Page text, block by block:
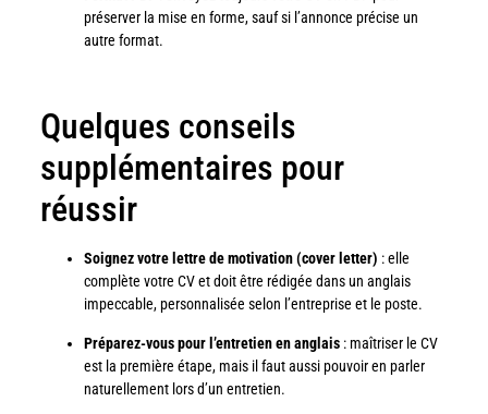
préserver la mise en forme, sauf si l’annonce précise un
autre format.
Quelques conseils
supplémentaires pour
réussir
Soignez votre lettre de motivation (cover letter) : elle
complète votre CV et doit être rédigée dans un anglais
impeccable, personnalisée selon l’entreprise et le poste.
Préparez-vous pour l’entretien en anglais: maîtriser le CV
est la première étape, mais il faut aussi pouvoir en parler
naturellement lors d’un entretien.